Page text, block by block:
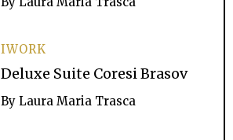
IWORK
Deluxe Suite Coresi Brasov
By Laura Maria Trasca